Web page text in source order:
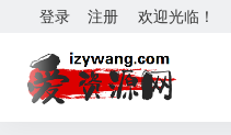
欢迎光临！
登录 注册